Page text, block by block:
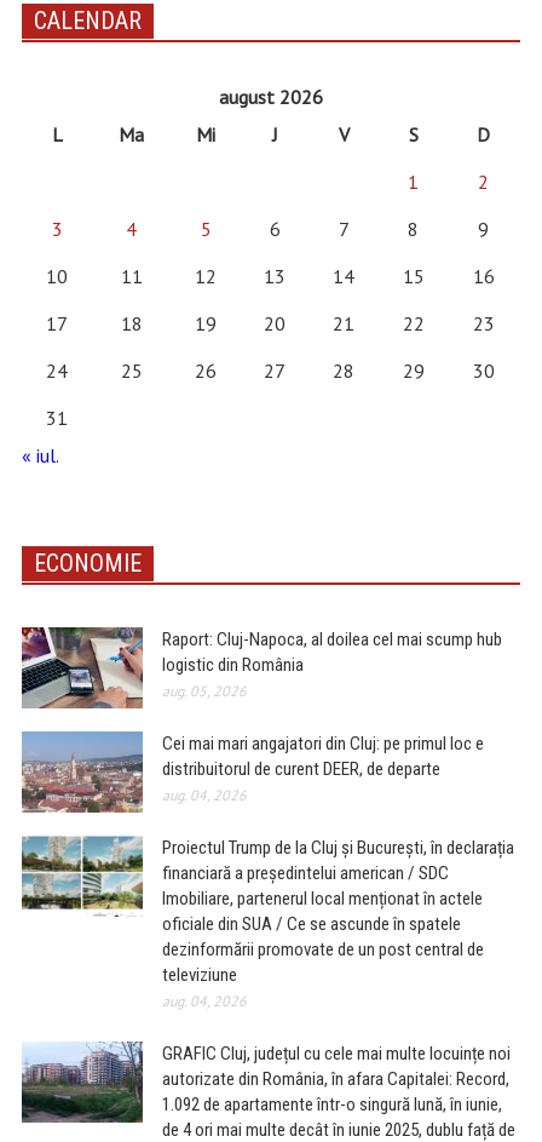
CALENDAR
august 2026
L
Ma Mi J V S
D
1
2
3
4 5 6 7 8
9
10
11 12 13 14 15
16
17
18 19 20 21 22
23
24
25 26 27 28 29
30
31
« iul.
ECONOMIE
Raport: Cluj-Napoca, al doilea cel mai scump hub
logistic din România
aug. 05, 2026
Cei mai mari angajatori din Cluj: pe primul loc e
distribuitorul de curent DEER, de departe
aug. 04, 2026
Proiectul Trump de la Cluj și București, în declarația
financiară a președintelui american / SDC
Imobiliare, partenerul local menționat în actele
oficiale din SUA / Ce se ascunde în spatele
dezinformării promovate de un post central de
televiziune
aug. 04, 2026
GRAFIC Cluj, județul cu cele mai multe locuințe noi
autorizate din România, în afara Capitalei: Record,
1.092 de apartamente într-o singură lună, în iunie,
de 4 ori mai multe decât în iunie 2025, dublu față de